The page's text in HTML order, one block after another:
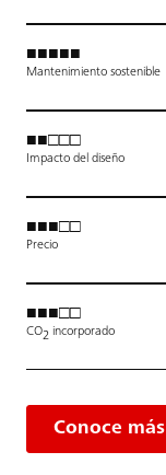
■■■■■
Mantenimiento sostenible
■■□□□
Impacto del diseño
■■■□□
Precio
■■■□□
CO2 incorporado
Conoce más